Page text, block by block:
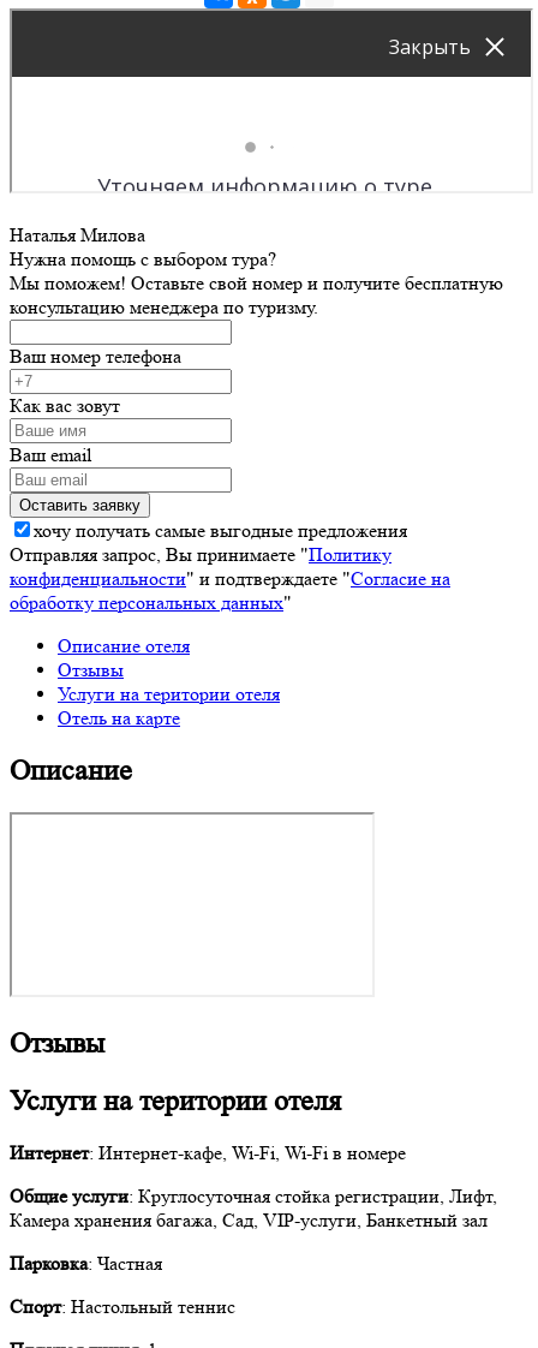
Наталья Милова
Нужна помощь с выбором тура?
Мы поможем! Оставьте свой номер и получите бесплатную
консультацию менеджера по туризму.
Ваш номер телефона
Как вас зовут
Ваш email
хочу получать самые выгодные предложения
Отправляя запрос, Вы принимаете "Политику
конфиденциальности" и подтверждаете "Согласие на
обработку персональных данных"
Описание отеля
Отзывы
Услуги на територии отеля
Отель на карте
Описание
Отзывы
Услуги на територии отеля
Интернет: Интернет-кафе, Wi-Fi, Wi-Fi в номере
Общие услуги: Круглосуточная стойка регистрации, Лифт,
Камера хранения багажа, Сад, VIP-услуги, Банкетный зал
Парковка: Частная
Спорт: Настольный теннис